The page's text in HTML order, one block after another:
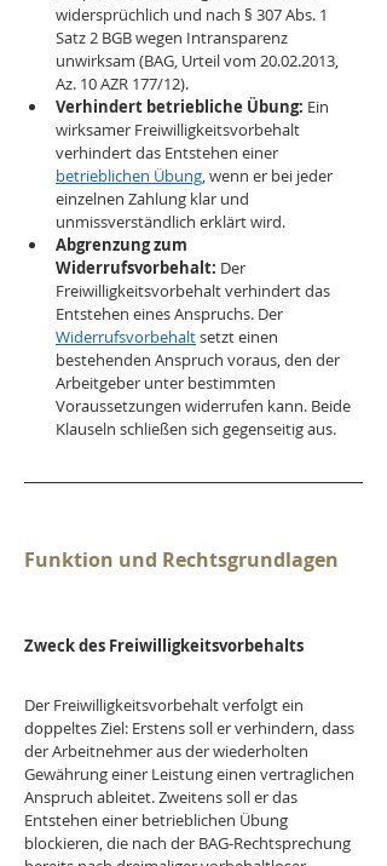
widersprüchlich und nach § 307 Abs. 1
Satz 2 BGB wegen Intransparenz
unwirksam (BAG, Urteil vom 20.02.2013,
Az. 10 AZR 177/12).
Verhindert betriebliche Übung: Ein
wirksamer Freiwilligkeitsvorbehalt
verhindert das Entstehen einer
betrieblichen Übung, wenn er bei jeder
einzelnen Zahlung klar und
unmissverständlich erklärt wird.
Abgrenzung zum
Widerrufsvorbehalt: Der
Freiwilligkeitsvorbehalt verhindert das
Entstehen eines Anspruchs. Der
Widerrufsvorbehalt setzt einen
bestehenden Anspruch voraus, den der
Arbeitgeber unter bestimmten
Voraussetzungen widerrufen kann. Beide
Klauseln schließen sich gegenseitig aus.
Funktion und Rechtsgrundlagen
Zweck des Freiwilligkeitsvorbehalts
Der Freiwilligkeitsvorbehalt verfolgt ein
doppeltes Ziel: Erstens soll er verhindern, dass
der Arbeitnehmer aus der wiederholten
Gewährung einer Leistung einen vertraglichen
Anspruch ableitet. Zweitens soll er das
Entstehen einer betrieblichen Übung
blockieren, die nach der BAG-Rechtsprechung